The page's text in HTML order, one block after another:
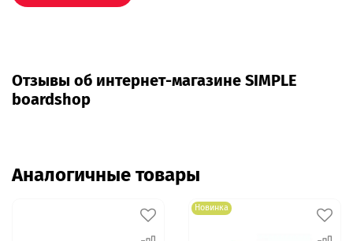
Отзывы об интернет-магазине SIMPLE
boardshop
Аналогичные товары
Новинка